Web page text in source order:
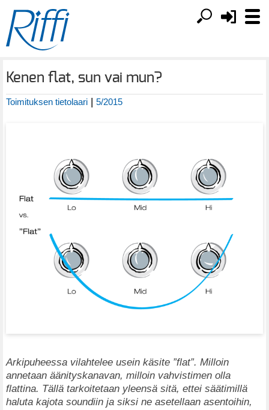
Kenen flat, sun vai mun?
Toimituksen tietolaari | 5/2015
Arkipuheessa vilahtelee usein käsite ”flat”. Milloin
annetaan äänityskanavan, milloin vahvistimen olla
flattina. Tällä tarkoitetaan yleensä sitä, ettei säätimillä
haluta kajota soundiin ja siksi ne asetellaan asentoihin,